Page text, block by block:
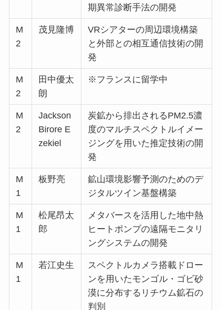
期異常診断手法の開発
M
2
茂見隆博
VRシアターの周辺環境構築
と外部との相互通信技術の開
発
M
2
田中優太
朗
※フランスに留学中
M
2
Jackson
Birore E
zekiel
炭鉱から排出されるPM2.5濃
度のマルチスペクトルイメー
ジングを用いた推定技術の開
発
M
1
板野亮
鉱山環境影響予測のためのデ
ジタルツイン基盤構築
M
1
松尾昂太
郎
メタバースを活用した地中熱
ヒートポンプの遠隔モニタリ
ングシステムの開発
M
1
若江史生
スペクトルカメラ搭載ドロー
ンを用いたモンゴル・ゴビ砂
漠に分布するリチウム鉱石の
判別